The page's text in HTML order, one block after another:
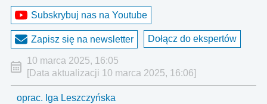
Subskrybuj nas na Youtube
Zapisz się na newsletter Dołącz do ekspertów
10 marca 2025, 16:05
[Data aktualizacji 10 marca 2025, 16:06]
oprac. Iga Leszczyńska